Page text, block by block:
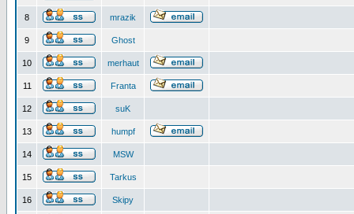
8 mrazik
9 Ghost
10 merhaut
11 Franta
12 suK
13 humpf
14 MSW
15 Tarkus
16 Skipy